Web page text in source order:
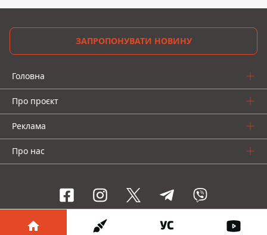
ЗАПРОПОНУВАТИ НОВИНУ
Головна
Про проєкт
Реклама
Про нас